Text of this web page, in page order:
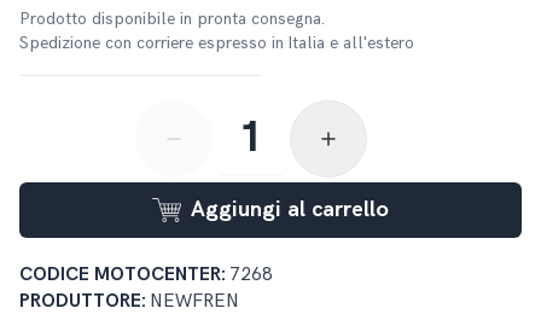
Prodotto disponibile in pronta consegna.
Spedizione con corriere espresso in Italia e all'estero
button-minus button-plus
Aggiungi al carrello
CODICE MOTOCENTER: 7268
PRODUTTORE: NEWFREN